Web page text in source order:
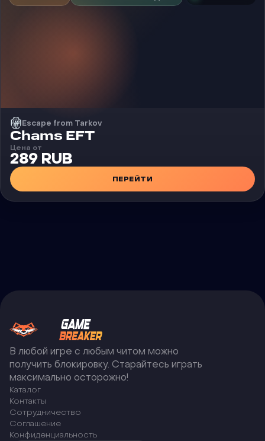
Escape from Tarkov
Чит
Chams EFT
Цена от
289 RUB
ПЕРЕЙТИ
В любой игре с любым читом можно
получить блокировку. Старайтесь играть
максимально осторожно!
Каталог
Контакты
Сотрудничество
Соглашение
Конфиденциальность